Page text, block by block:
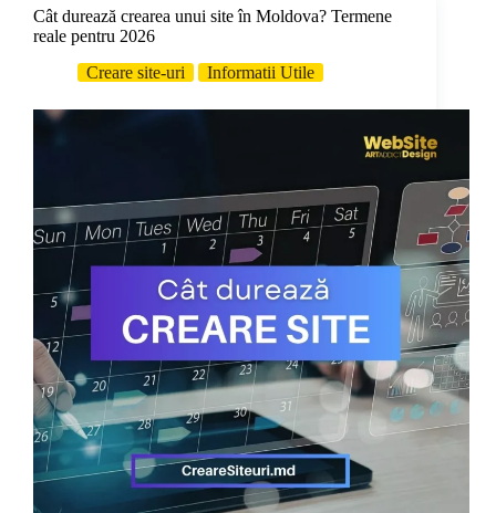
Cât durează crearea unui site în Moldova? Termene
reale pentru 2026
Creare site-uri
Informatii Utile